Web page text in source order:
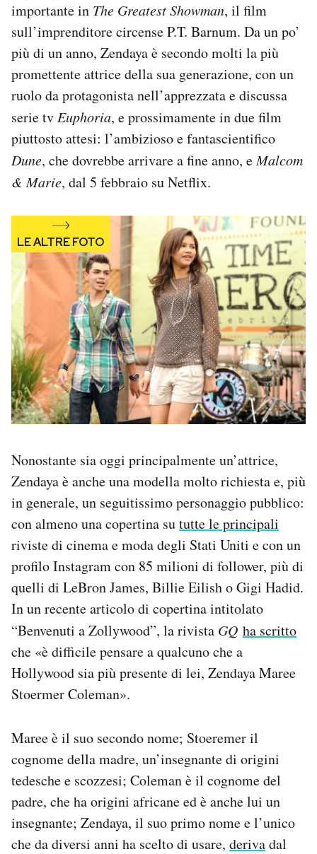
Area Personale
Newsletter
Notifiche mobile
Regala il Post
Hai bisogno di aiuto?
Esci
importante in The Greatest Showman, il film
sull’imprenditore circense P.T. Barnum. Da un po’
più di un anno, Zendaya è secondo molti la più
promettente attrice della sua generazione, con un
ruolo da protagonista nell’apprezzata e discussa
serie tvEuphoria, e prossimamente in due film
piuttosto attesi: l’ambizioso e fantascientifico
Dune, che dovrebbe arrivare a fine anno, eMalcom
& Marie, dal 5 febbraio su Netflix.
Nonostante sia oggi principalmente un’attrice,
Zendaya è anche una modella molto richiesta e, più
in generale, un seguitissimo personaggio pubblico:
con almeno una copertina sututte le principali
riviste di cinema e moda degli Stati Uniti e con un
profilo Instagram con 85 milioni di follower, più di
quelli di LeBron James, Billie Eilish o Gigi Hadid.
In un recente articolo di copertina intitolato
“Benvenuti a Zollywood”, la rivista GQ ha scritto
che «è difficile pensare a qualcuno che a
Hollywood sia più presente di lei, Zendaya Maree
Stoermer Coleman».
Maree è il suo secondo nome; Stoeremer il
cognome della madre, un’insegnante di origini
tedesche e scozzesi; Coleman è il cognome del
padre, che ha origini africane ed è anche lui un
insegnante; Zendaya, il suo primo nome e l’unico
che da diversi anni ha scelto di usare, derivadal